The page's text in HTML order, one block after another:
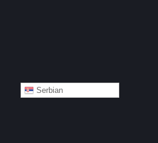
Serbian